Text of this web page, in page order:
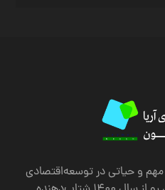
و حیاتی در توسعه‌اقتصادی